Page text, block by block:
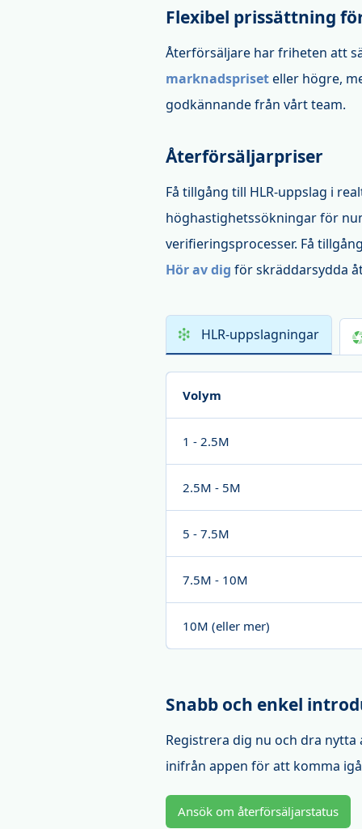
Flexibel prissättning
Återförsäljare har friheten att
marknadspriseteller högre,
godkännande från vårt team.
Återförsäljarpriser
Få tillgång till HLR-uppslag i
höghastighetssökningar för
verifieringsprocesser. Få
Hör av dig för skräddarsydda
HLR-uppslagningar
Volym
1 - 2.5M
2.5M - 5M
5 - 7.5M
7.5M - 10M
10M (eller mer)
Snabb och enkel
Registrera dig nu och dra
inifrån appen för att komma
Ansök om återförsäljarstatus